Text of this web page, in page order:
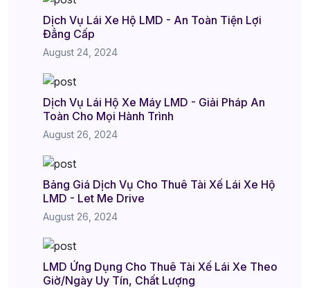
Dịch Vụ Lái Xe Hộ LMD - An Toàn Tiện Lợi
Đẳng Cấp
August 24, 2024
Dịch Vụ Lái Hộ Xe Máy LMD - Giải Pháp An
Toàn Cho Mọi Hành Trình
August 26, 2024
Bảng Giá Dịch Vụ Cho Thuê Tài Xế Lái Xe Hộ
LMD - Let Me Drive
August 26, 2024
LMD Ứng Dụng Cho Thuê Tài Xế Lái Xe Theo
Giờ/Ngày Uy Tín, Chất Lượng